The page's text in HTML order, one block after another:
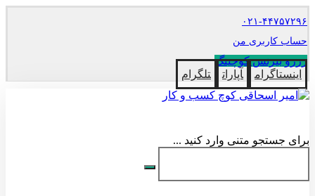
۰۲۱-۴۴۷۵۷۲۹۶
حساب کاربری من
رزرو بیزنس کوچینگ
اینستاگرام
آپارات تلگرام
برای جستجو متنی وارد کنید ...